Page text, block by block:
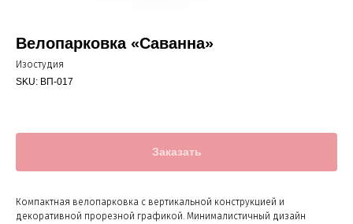
Велопарковка «Саванна»
Изостудия
SKU: ВП-017
Заказать
Компактная велопарковка с вертикальной конструкцией и
декоративной прорезной графикой. Минималистичный дизайн